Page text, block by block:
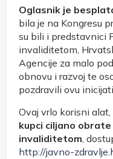
Oglasnik je
bila je na Kongresu
su bili i predstavnici
invaliditetom,
Agencije za malo
obnovu i razvoj te
pozdravili ovu
Ovaj vrlo korisni
kupci ciljano
invaliditetom ,
http://javno-